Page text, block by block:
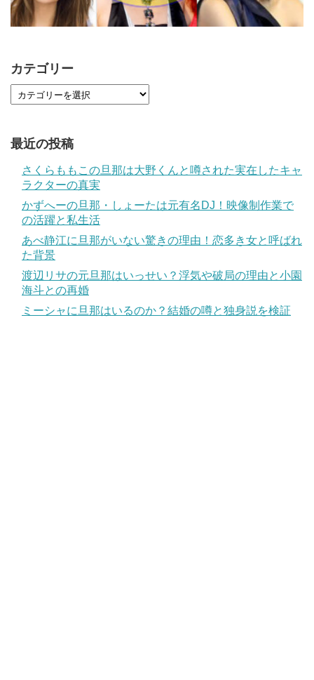
カテゴリー
最近の投稿
さくらももこの旦那は大野くんと噂された実在したキャ
ラクターの真実
かずへーの旦那・しょーたは元有名DJ！映像制作業で
の活躍と私生活
あべ静江に旦那がいない驚きの理由！恋多き女と呼ばれ
た背景
渡辺リサの元旦那はいっせい？浮気や破局の理由と小園
海斗との再婚
ミーシャに旦那はいるのか？結婚の噂と独身説を検証